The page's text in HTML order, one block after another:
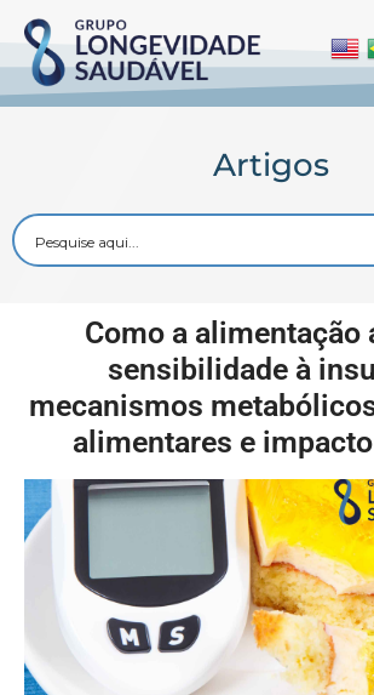
Artigos
Como a alimentação
sensibilidade à
mecanismos
alimentares e